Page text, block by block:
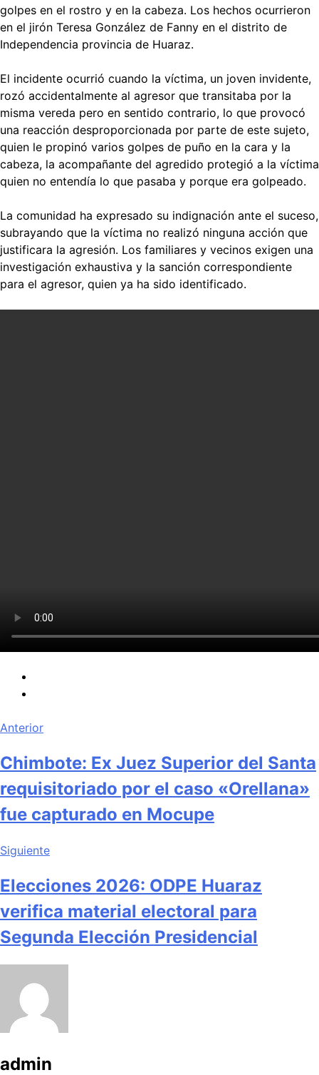
golpes en el rostro y en la cabeza. Los hechos ocurrieron
en el jirón Teresa González de Fanny en el distrito de
Independencia provincia de Huaraz.
El incidente ocurrió cuando la víctima, un joven invidente,
rozó accidentalmente al agresor que transitaba por la
misma vereda pero en sentido contrario, lo que provocó
una reacción desproporcionada por parte de este sujeto,
quien le propinó varios golpes de puño en la cara y la
cabeza, la acompañante del agredido protegió a la víctima
quien no entendía lo que pasaba y porque era golpeado.
La comunidad ha expresado su indignación ante el suceso,
subrayando que la víctima no realizó ninguna acción que
justificara la agresión. Los familiares y vecinos exigen una
investigación exhaustiva y la sanción correspondiente
para el agresor, quien ya ha sido identificado.
Anterior
Chimbote: Ex Juez Superior del Santa
requisitoriado por el caso «Orellana»
fue capturado en Mocupe
Siguiente
Elecciones 2026: ODPE Huaraz
verifica material electoral para
Segunda Elección Presidencial
admin